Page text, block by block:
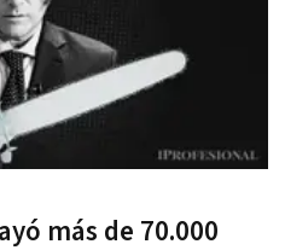
más de 70.000